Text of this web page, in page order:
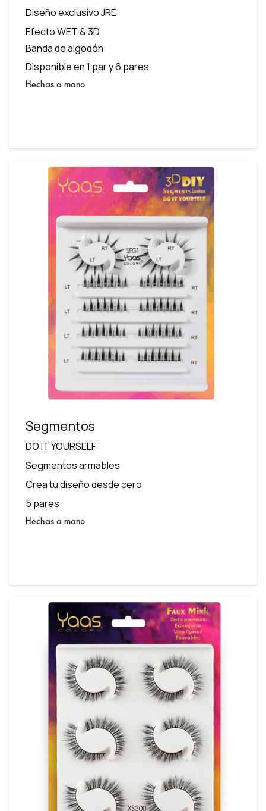
Diseño exclusivo JRE
Efecto WET & 3D
Banda de algodón
Disponible en 1 par y 6 pares
Hechas a mano
Segmentos
DO IT YOURSELF
Segmentos armables
Crea tu diseño desde cero
5 pares
Hechas a mano